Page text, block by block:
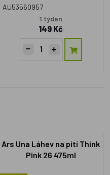
AU53560957
1 týden
149 Kč
Ars Una Láhev na pití Think
Pink 26 475ml